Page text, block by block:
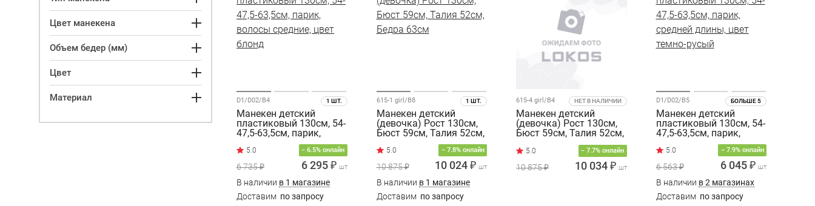
Цвет манекена
Объем бедер (мм)
Цвет
Материал 1 ШТ.
D1/D02/B4
Манекен детский
пластиковый 130см, 54-
47,5-63,5см, парик,
волосы средние, цвет
блонд
− 6.5% онлайн
6 735 ₽ 6 295 ₽ шт
В наличии в 1 магазине
Доставим по запросу
1 ШТ.
615-1 girl/B8
Манекен детский
(девочка) Рост 130см,
Бюст 59см, Талия 52см,
− 7.8% онлайн
10 875 ₽ 10 024 ₽ шт
В наличии в 1 магазине
Доставим по запросу
НЕТ В НАЛИЧИИ
615-4 girl/B4
Манекен детский
(девочка) Рост 130см,
Бюст 59см, Талия 52см,
− 7.7% онлайн
10 875 ₽ 10 034 ₽ шт
БОЛЬШЕ 5
D1/D02/B5
Манекен детский
пластиковый 130см, 54-
47,5-63,5см, парик,
средней длины, цвет
темно-русый
− 7.9% онлайн
6 563 ₽ 6 045 ₽ шт
В наличии в 2 магазинах
Доставим по запросу